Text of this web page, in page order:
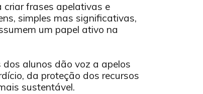
frases apelativas e
simples mas significativas,
um papel ativo na
alunos dão voz a apelos
da proteção dos recursos
sustentável.